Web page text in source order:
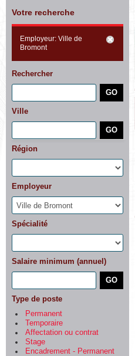
Votre recherche
Employeur: Ville de
Bromont
Rechercher
Ville
Région
Employeur
Spécialité
Salaire minimum (annuel)
Type de poste
Permanent
Temporaire
Affectation ou contrat
Stage
Encadrement - Permanent